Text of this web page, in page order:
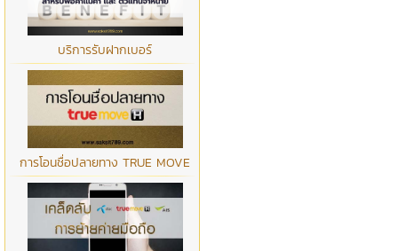
บริการรับฝากเบอร์
การโอนชื่อปลายทาง TRUE MOVE